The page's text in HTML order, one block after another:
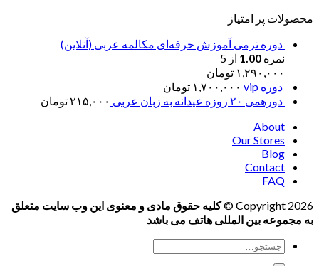
محصولات پر امتیاز
دوره ترمی آموزش حرفه‌ای مکالمه عربی (آنلاین)
نمره 1.00 از 5
۱,۲۹۰,۰۰۰ تومان
دوره vip
۱,۷۰۰,۰۰۰ تومان
دورهمی ۲۰ روزه عیدانه به زبان عربی
۲۱۵,۰۰۰تومان
About
Our Stores
Blog
Contact
FAQ
Copyright 2026 ©
کلیه حقوق مادی و معنوی این وب سایت متعلق
به مجموعه بین المللی هاتف می باشد
جستجو
برای: